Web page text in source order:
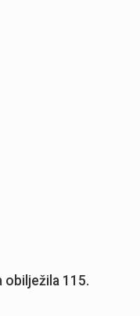
obilježila 115.